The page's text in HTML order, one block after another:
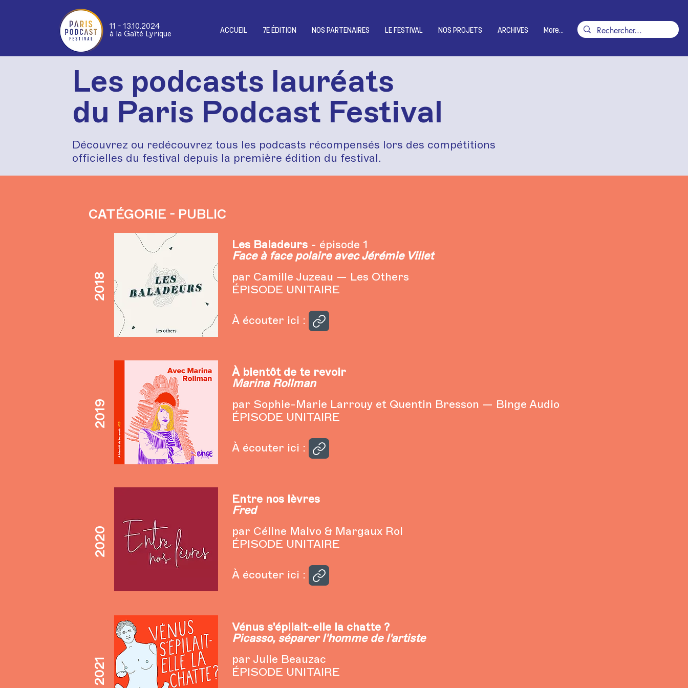
11 - 13.10.2024
à la Gaîté Lyrique
ACCUEIL 7E ÉDITION NOS PARTENAIRES LE FESTIVAL NOS PROJETS ARCHIVES More...
Les podcasts lauréats
du Paris Podcast Festival
Découvrez ou redécouvrez tous les podcasts récompensés lors des compétitions
officielles du festival depuis la première édition du festival.
CATÉGORIE - PUBLIC
Les Baladeurs - épisode 1
Face à face polaire avec Jérémie Villet
2018
par Camille Juzeau — Les Others
ÉPISODE UNITAIRE
À écouter ici :
À bientôt de te revoir
Marina Rollman
2019
par Sophie-Marie Larrouy et Quentin Bresson — Binge Audio
ÉPISODE UNITAIRE
À écouter ici :
Entre nos lèvres
Fred
2020
par Céline Malvo & Margaux Rol
ÉPISODE UNITAIRE
À écouter ici :
Vénus s'épilait-elle la chatte ?
Picasso, séparer l'homme de l'artiste
par Julie Beauzac
ÉPISODE UNITAIRE
2021